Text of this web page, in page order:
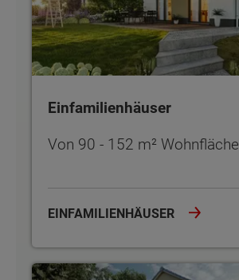
Einfamilienhäuser
Von 90 - 152 m² Wohnfläche
EINFAMILIENHÄUSER
Stadthäuser